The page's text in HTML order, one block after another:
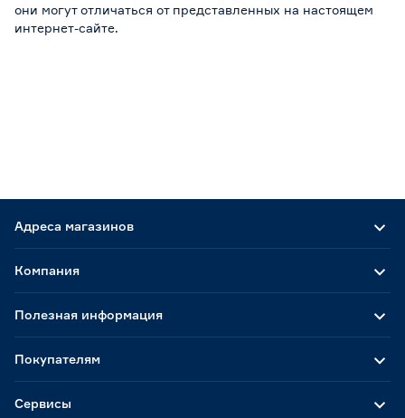
они могут отличаться от представленных на настоящем
интернет-сайте.
Адреса магазинов
Компания
Полезная информация
Покупателям
Сервисы